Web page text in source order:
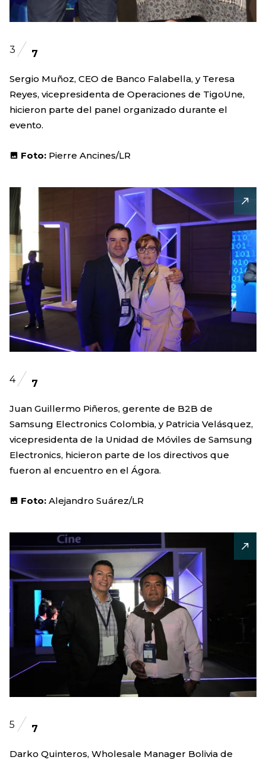
3 7
Sergio Muñoz, CEO de Banco Falabella, y Teresa
Reyes, vicepresidenta de Operaciones de TigoUne,
hicieron parte del panel organizado durante el
evento.
Foto: Pierre Ancines/LR
4 7
Juan Guillermo Piñeros, gerente de B2B de
Samsung Electronics Colombia, y Patricia Velásquez,
vicepresidenta de la Unidad de Móviles de Samsung
Electronics, hicieron parte de los directivos que
fueron al encuentro en el Ágora.
Foto: Alejandro Suárez/LR
5 7
Darko Quinteros, Wholesale Manager Bolivia de